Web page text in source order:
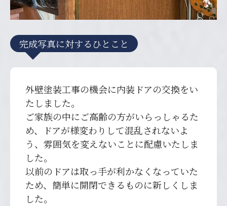
完成写真に対するひとこと
外壁塗装工事の機会に内装ドアの交換をい
たしました。
ご家族の中にご高齢の方がいらっしゃるた
め、ドアが様変わりして混乱されないよ
う、雰囲気を変えないことに配慮いたしま
した。
以前のドアは取っ手が利かなくなっていた
ため、簡単に開閉できるものに新しくしま
した。